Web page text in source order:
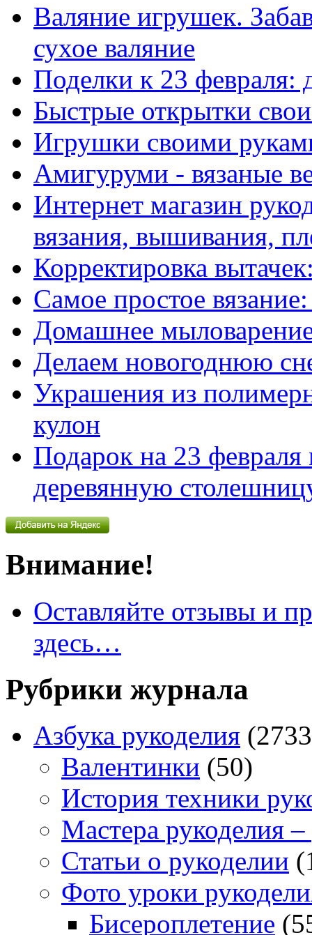
Валяние игрушек.
сухое валяние
Поделки к 23 февраля:
Быстрые открытки
Игрушки своими
Амигуруми - вязаные
Интернет магазин
вязания, вышивания,
Корректировка
Самое простое
Домашнее
Делаем новогоднюю
Украшения из
кулон
Подарок на 23
деревянную
Внимание!
Оставляйте отзывы и
здесь…
Рубрики журнала
Азбука рукоделия
Валентинки (50)
История техники
Мастера рукоделия
Статьи о рукоделии
Фото уроки
Бисероплетение